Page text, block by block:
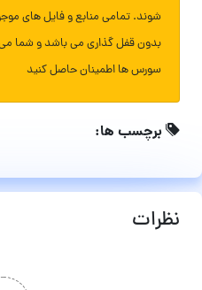
شوند. تمامی منابع و فایل های
بدون قفل گذاری می باشد و شما
سورس ها اطمینان حاصل کنید
برچسب ها:
نظرات